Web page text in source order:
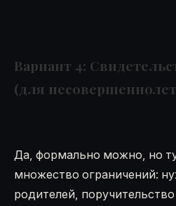
Вариант 4:
(для
Да, формально можно, но
множество ограничений:
родителей,